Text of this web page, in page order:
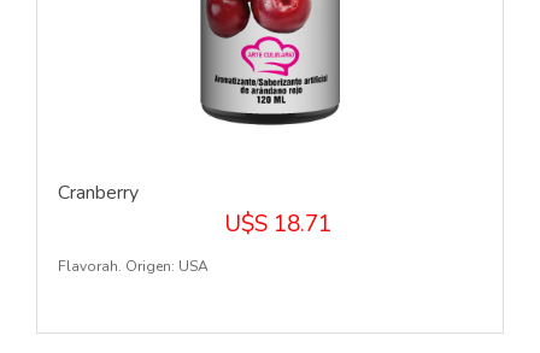
Cranberry
U$S 18.71
Flavorah. Origen: USA